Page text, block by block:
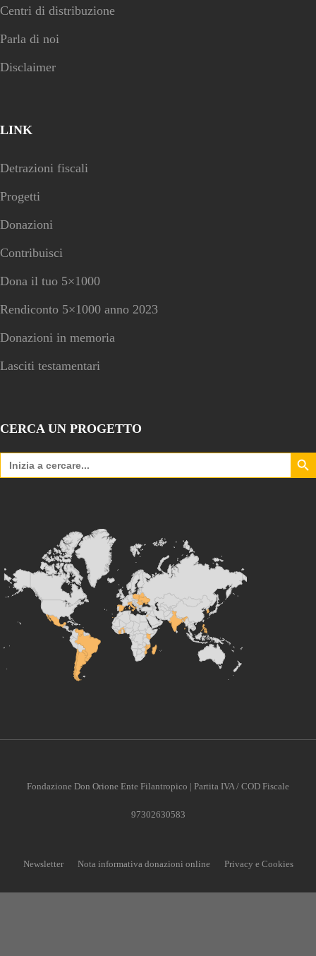
Centri di distribuzione
Parla di noi
Disclaimer
LINK
Detrazioni fiscali
Progetti
Donazioni
Contribuisci
Dona il tuo 5×1000
Rendiconto 5×1000 anno 2023
Donazioni in memoria
Lasciti testamentari
CERCA UN PROGETTO
Search
for:
Search
Fondazione Don Orione Ente Filantropico | Partita IVA / COD Fiscale
97302630583
Newsletter Nota informativa donazioni online Privacy e Cookies